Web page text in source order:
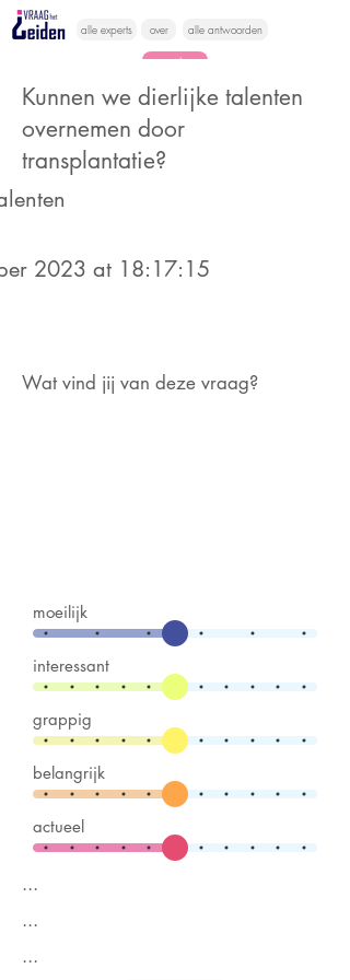
alle experts over alle antwoorden
vragen lessen
Vraag het
hier
Kunnen we dierlijke talenten
overnemen door
transplantatie?
2023 at 18:17:15
Wat vind jij van deze vraag?
moeilijk
interessant
grappig
belangrijk
actueel
...
...
...